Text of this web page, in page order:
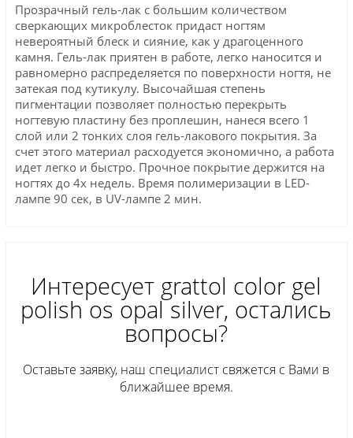
Прозрачный гель-лак с большим количеством
сверкающих микроблесток придаст ногтям
невероятный блеск и сияние, как у драгоценного
камня. Гель-лак приятен в работе, легко наносится и
равномерно распределяется по поверхности ногтя, не
затекая под кутикулу. Высочайшая степень
пигментации позволяет полностью перекрыть
ногтевую пластину без проплешин, нанеся всего 1
слой или 2 тонких слоя гель-лакового покрытия. За
счет этого материал расходуется экономично, а работа
идет легко и быстро. Прочное покрытие держится на
ногтях до 4х недель. Время полимеризации в LED-
лампе 90 сек, в UV-лампе 2 мин.
Интересует grattol color gel
polish os оpal silver, остались
вопросы?
Оставьте заявку, наш специалист свяжется с Вами в
ближайшее время.